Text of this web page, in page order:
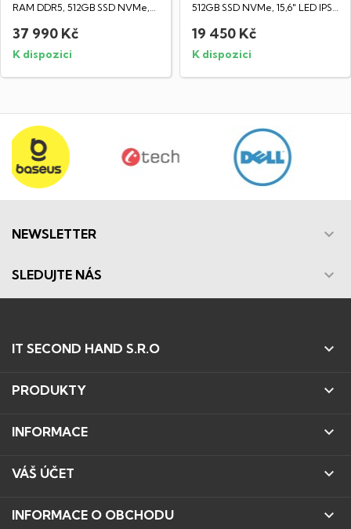
RAM DDR5, 512GB SSD NVMe,
37 990 Kč
K dispozici
512GB SSD NVMe, 15,6" LED IPS
19 450 Kč
K dispozici
NEWSLETTER 
SLEDUJTE NÁS 
IT SECOND HAND S.R.O 
PRODUKTY 
INFORMACE 
VÁŠ ÚČET 
INFORMACE O OBCHODU 